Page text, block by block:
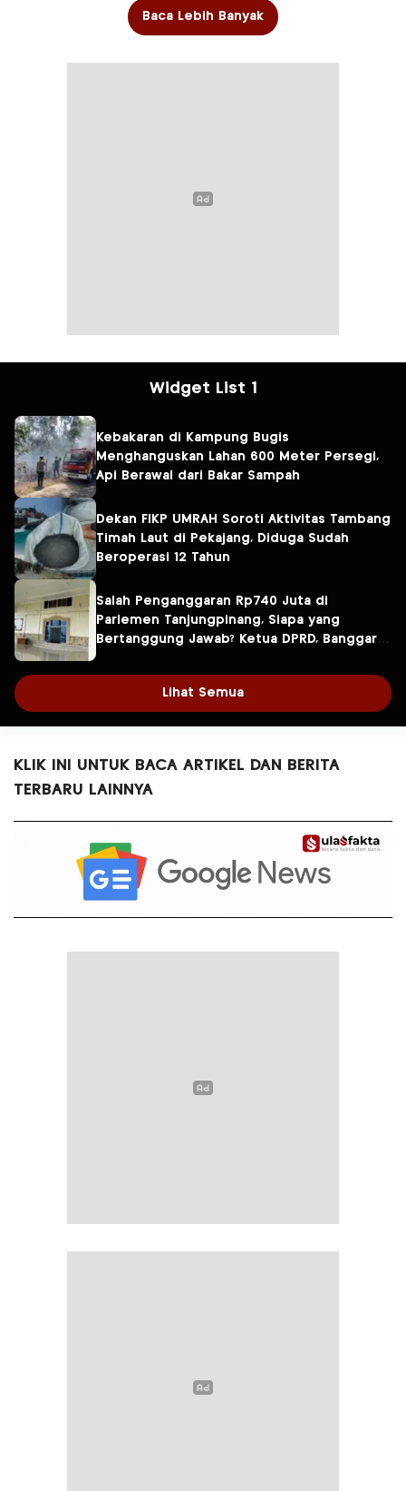
Baca Lebih Banyak
Widget List 1
Kebakaran di Kampung Bugis
Menghanguskan Lahan 600 Meter Persegi,
Api Berawal dari Bakar Sampah
Dekan FIKP UMRAH Soroti Aktivitas Tambang
Timah Laut di Pekajang, Diduga Sudah
Beroperasi 12 Tahun
Salah Penganggaran Rp740 Juta di
Parlemen Tanjungpinang, Siapa yang
Bertanggung Jawab? Ketua DPRD, Banggar
Lihat Semua
KLIK INI UNTUK BACA ARTIKEL DAN BERITA
TERBARU LAINNYA